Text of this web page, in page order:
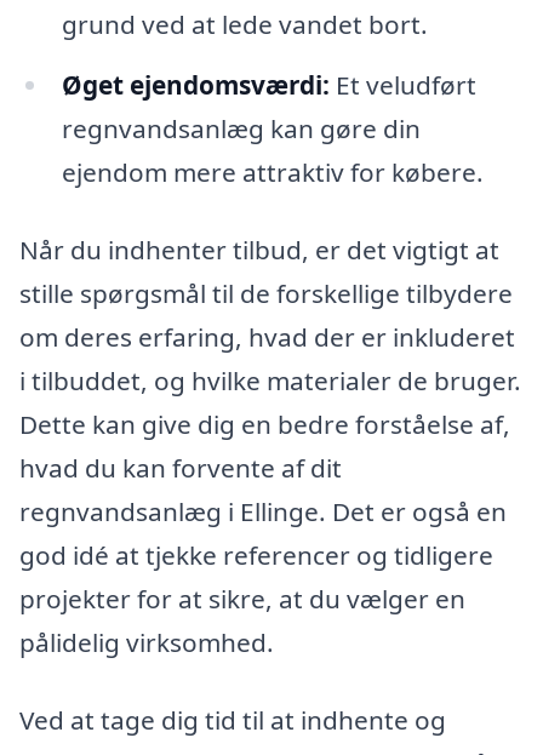
grund ved at lede vandet bort.
Øget ejendomsværdi: Et veludført
regnvandsanlæg kan gøre din
ejendom mere attraktiv for købere.
Når du indhenter tilbud, er det vigtigt at
stille spørgsmål til de forskellige tilbydere
om deres erfaring, hvad der er inkluderet
i tilbuddet, og hvilke materialer de bruger.
Dette kan give dig en bedre forståelse af,
hvad du kan forvente af dit
regnvandsanlæg i Ellinge. Det er også en
god idé at tjekke referencer og tidligere
projekter for at sikre, at du vælger en
pålidelig virksomhed.
Ved at tage dig tid til at indhente og